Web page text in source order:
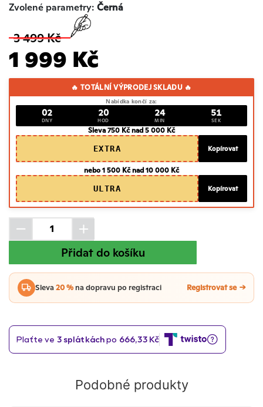
Zvolené parametry: Černá
3 499 Kč
1 999 Kč
🔥 TOTÁLNÍ VÝPRODEJ SKLADU 🔥
Nabídka končí za:
02
DNY
20
HOD
24
MIN
50
SEK
Sleva 750 Kč nad 5 000 Kč
EXTRA
Kopírovat
nebo 1 500 Kč nad 10 000 Kč
ULTRA
Kopírovat
Přidat do košíku
Sleva20 %na dopravu po registraci Registrovat se
Podobné produkty